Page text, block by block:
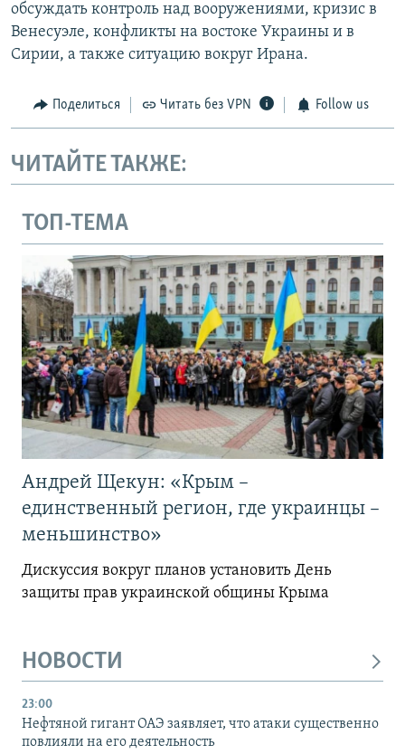
обсуждать контроль над вооружениями, кризис в
Венесуэле, конфликты на востоке Украины и в
Сирии, а также ситуацию вокруг Ирана.
Поделиться Читать без VPN Follow us
ЧИТАЙТЕ ТАКЖЕ:
ТОП-ТЕМА
Андрей Щекун: «Крым –
единственный регион, где украинцы –
меньшинство»
Дискуссия вокруг планов установить День
защиты прав украинской общины Крыма
НОВОСТИ
23:00
Нефтяной гигант ОАЭ заявляет, что атаки существенно
повлияли на его деятельность